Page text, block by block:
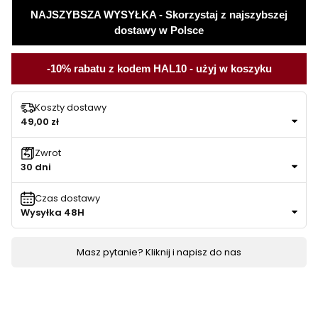
NAJSZYBSZA WYSYŁKA - Skorzystaj z najszybszej
dostawy w Polsce
-10% rabatu z kodem HAL10 - użyj w koszyku
Koszty dostawy
49,00 zł
Zwrot
30 dni
Czas dostawy
Wysyłka 48H
Masz pytanie? Kliknij i napisz do nas